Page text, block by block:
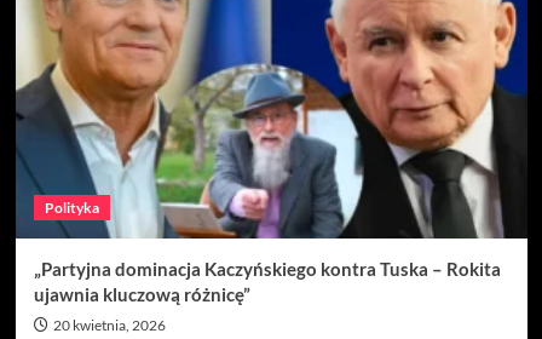
Polityka
„Partyjna dominacja Kaczyńskiego kontra Tuska – Rokita
ujawnia kluczową różnicę”
20 kwietnia, 2026